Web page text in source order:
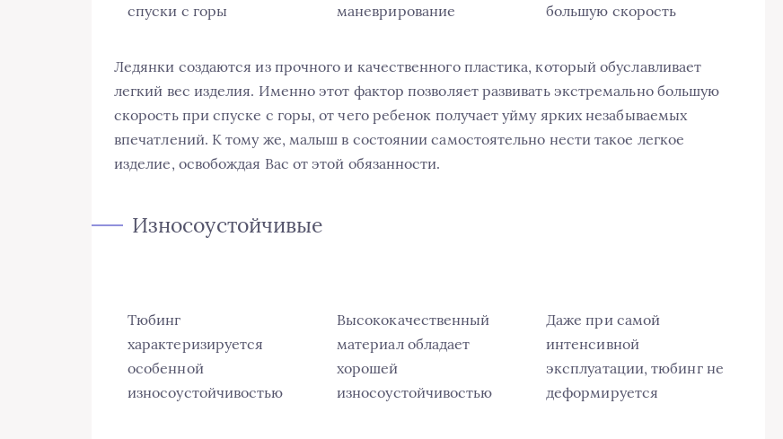
спуски с горы
маневрирование
большую скорость
Ледянки создаются из прочного и качественного пластика, который обуславливает
легкий вес изделия. Именно этот фактор позволяет развивать экстремально большую
скорость при спуске с горы, от чего ребенок получает уйму ярких незабываемых
впечатлений. К тому же, малыш в состоянии самостоятельно нести такое легкое
изделие, освобождая Вас от этой обязанности.
Износоустойчивые
Тюбинг
характеризируется
особенной
износоустойчивостью
Высококачественный
материал обладает
хорошей
износоустойчивостью
Даже при самой
интенсивной
эксплуатации, тюбинг не
деформируется